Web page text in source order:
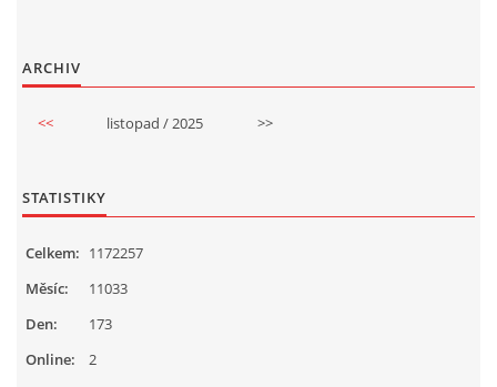
ARCHIV
<< listopad / 2025 >>
STATISTIKY
Online: 2
Celkem: 1172257
Měsíc:
11033
Den:
173